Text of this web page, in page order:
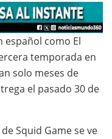
español como El
temporada en
solo meses de
el pasado 30 de
Squid Game se ve